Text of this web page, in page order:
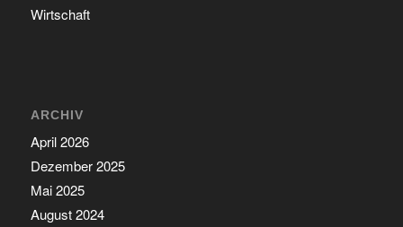
Wirtschaft
ARCHIV
April 2026
Dezember 2025
Mai 2025
August 2024